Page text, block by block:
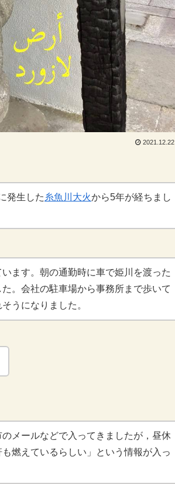
2021.12.22
発生した 糸魚川大火から5年が経ちまし
ます。朝の通勤時に車で姫川を渡った
。会社の駐車場から事務所まで歩いて
うになりました。
メールなどで入ってきましたが，昼休
燃えているらしい」という情報が入っ